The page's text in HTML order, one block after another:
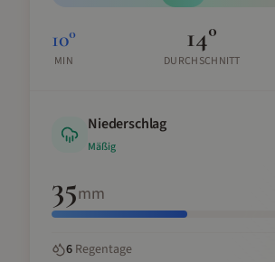
10°
MIN
14°
DURCHSCHNITT
Niederschlag
Mäßig
35mm
6 Regentage